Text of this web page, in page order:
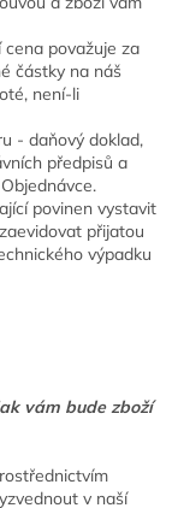
považuje za
částky na náš
není-li
- daňový doklad,
předpisů a
povinen vystavit
přijatou
výpadku
vám bude zboží
v naší